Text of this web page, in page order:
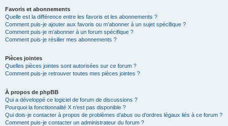
Favoris et abonnements
Quelle est la différence entre les favoris et les abonnements ?
Comment puis-je ajouter aux favoris ou m’abonner à un sujet spécifique ?
Comment puis-je m’abonner à un forum spécifique ?
Comment puis-je résilier mes abonnements ?
Pièces jointes
Quelles pièces jointes sont autorisées sur ce forum ?
Comment puis-je retrouver toutes mes pièces jointes ?
À propos de phpBB
Qui a développé ce logiciel de forum de discussions ?
Pourquoi la fonctionnalité X n’est pas disponible ?
Qui dois-je contacter à propos de problèmes d’abus ou d’ordres légaux liés à ce forum ?
Comment puis-je contacter un administrateur du forum ?